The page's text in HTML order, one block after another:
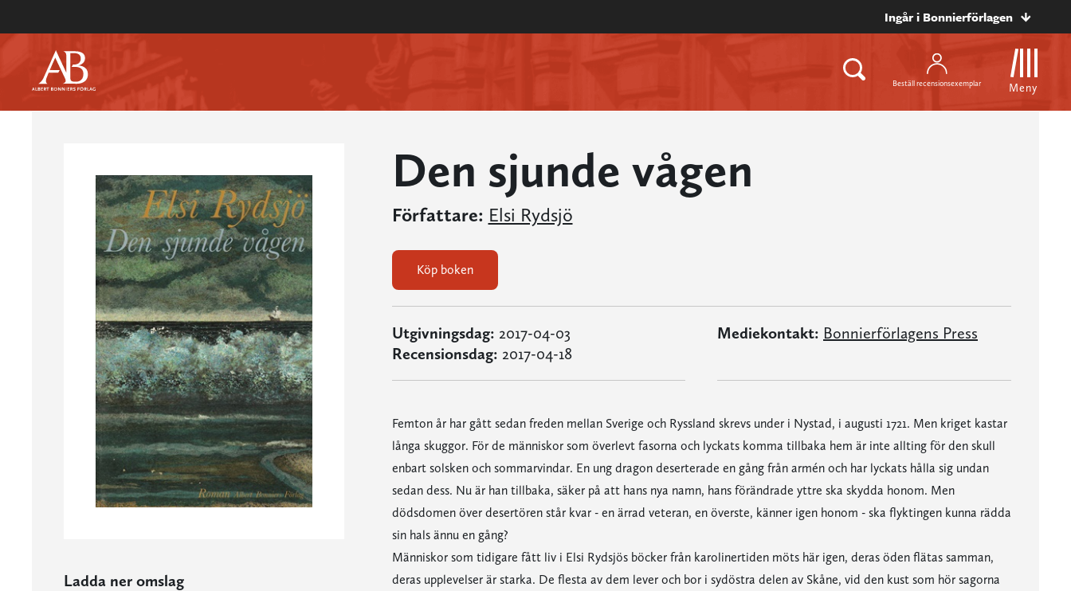
Ingår i Bonnierförlagen
Beställ recensionsexemplar Meny
Ladda ner omslag
Den sjunde vågen
Författare: Elsi Rydsjö
Köp boken
Utgivningsdag: 2017-04-03
Recensionsdag: 2017-04-18
Mediekontakt: Bonnierförlagens Press
Femton år har gått sedan freden mellan Sverige och Ryssland skrevs under i Nystad, i augusti 1721. Men kriget kastar
långa skuggor. För de människor som överlevt fasorna och lyckats komma tillbaka hem är inte allting för den skull
enbart solsken och sommarvindar. En ung dragon deserterade en gång från armén och har lyckats hålla sig undan
sedan dess. Nu är han tillbaka, säker på att hans nya namn, hans förändrade yttre ska skydda honom. Men
dödsdomen över desertören står kvar - en ärrad veteran, en överste, känner igen honom - ska flyktingen kunna rädda
sin hals ännu en gång?
Människor som tidigare fått liv i Elsi Rydsjös böcker från karolinertiden möts här igen, deras öden flätas samman,
deras upplevelser är starka. De flesta av dem lever och bor i sydöstra delen av Skåne, vid den kust som hör sagorna